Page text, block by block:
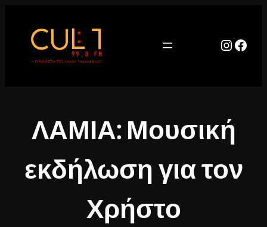
περιεχόμενο
ΛΑΜΙΑ: Μουσική
εκδήλωση για τον
Χρήστο